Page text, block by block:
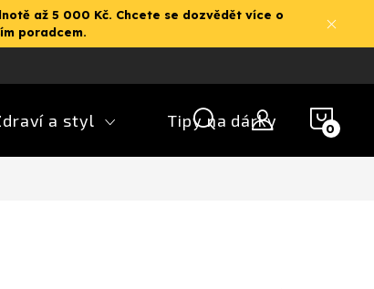
až 5 000 Kč. Chcete se dozvědět více o
poradcem.
a styl Tipy na dárky